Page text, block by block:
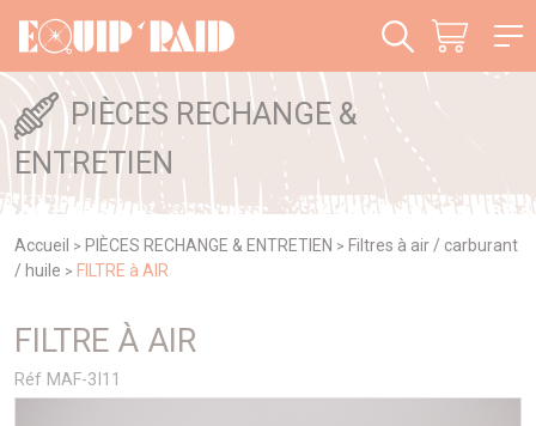
PIÈCES RECHANGE &
ENTRETIEN
Accueil > PIÈCES RECHANGE & ENTRETIEN > Filtres à air / carburant
/ huile > FILTRE à AIR
FILTRE À AIR
Réf MAF-3I11
Panneau de gestion des cookies